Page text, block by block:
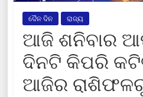
ଦୈନ ଦିନ ରାଜ୍ୟ
ଆଜି ଶନିବାର
ଦିନଟି କିପରି
ଆଜିର